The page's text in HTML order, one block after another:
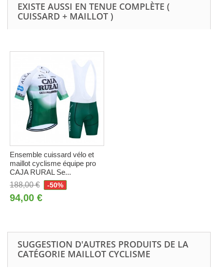
EXISTE AUSSI EN TENUE COMPLÈTE (
CUISSARD + MAILLOT )
Ensemble cuissard vélo et
maillot cyclisme équipe pro
CAJA RURAL Se...
188,00 €
-50%
94,00 €
SUGGESTION D'AUTRES PRODUITS DE LA
CATÉGORIE MAILLOT CYCLISME